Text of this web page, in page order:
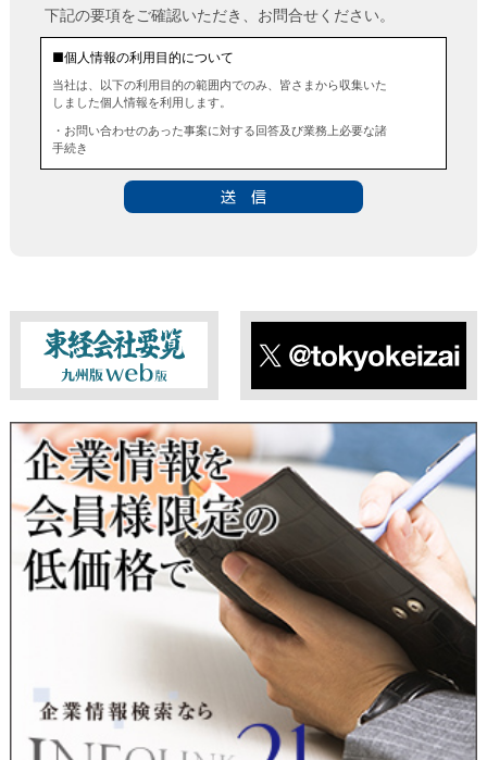
下記の要項をご確認いただき、お問合せください。
■個人情報の利用目的について
当社は、以下の利用目的の範囲内でのみ、皆さまから収集いた
しました個人情報を利用します。
・お問い合わせのあった事案に対する回答及び業務上必要な諸
手続き
■個人情報の第三者提供について
■ 個人情報提供の任意性及び留意点
個人情報のご提供は任意ですが、必要な個人情報をご提供いた
だけなかった場合は、上記利用目的を達成できない場合があり
ますのでご了承ください。
当社は、本人が自己の個人情報について、通知・開示・訂正・
追加・削除・利用停止・提供停止の希望がございましたら、本
人または代理人の請求応じて、個人データの通知・開示・訂
正・追加・削除・利用停止・提供停止の請求に応じます。
受付方法は、本人確認資料（運転免許証、パスポート何れかの
コピー）、「個人情報取扱申請書」「委任状」（代理人による
申請の場合のみ必要となります）を当社宛にお送り下さい。
＜個人情報保護に関するお問合せ・相談窓口＞
〒802-0004 北九州市小倉北区鍛冶町2丁目5-11（第一東経ビ
フリーダイヤル 0120-55-9986
受付時間 平日9：00～17：00
東経会社要覧web版 X